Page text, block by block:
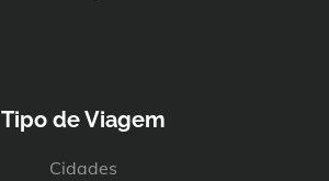
Tipo de Viagem
Cidades